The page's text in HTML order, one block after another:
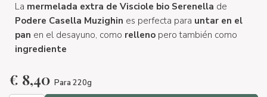
La mermelada extra de Visciole bio Serenella de
Podere Casella Muzighin es perfecta para untar en el
pan en el desayuno, como relleno pero también como
ingrediente
€ 8,40 Para 220g